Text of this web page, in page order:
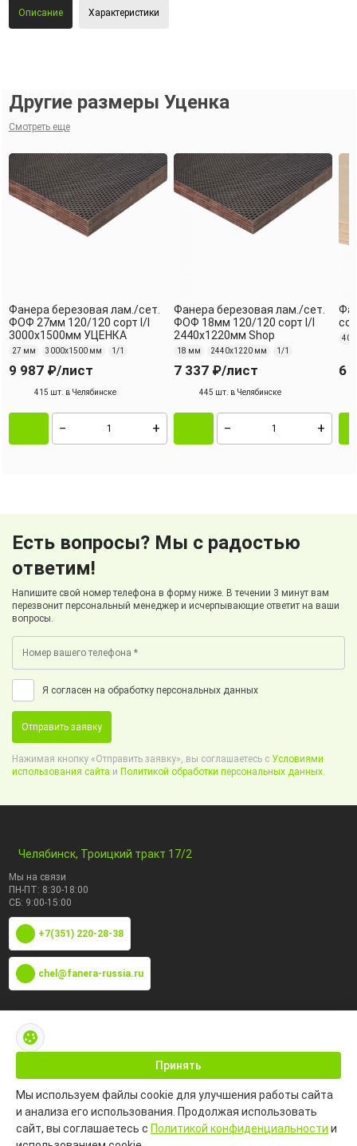
Описание Характеристики
Другие размеры Уценка
Смотреть еще
Фанера березовая лам./сет.
ФОФ 27мм 120/120 сорт I/I
3000х1500мм УЦЕНКА
27 мм 3000х1500 мм 1/1
9 987 ₽/лист
415 шт. в Челябинске
Фанера березовая лам./сет.
ФОФ 18мм 120/120 сорт I/I
2440х1220мм Shop
18 мм 2440х1220 мм 1/1
7 337 ₽/лист
445 шт. в Челябинске
40
6
Есть вопросы? Мы с радостью
ответим!
Напишите свой номер телефона в форму ниже. В течении 3 минут вам
перезвонит персональный менеджер и исчерпывающие ответит на ваши
вопросы.
Я согласен на обработку персональных данных
Отправить заявку
Нажимая кнопку «Отправить заявку», вы соглашаетесь с Условиями
использования сайта и Политикой обработки персональных данных.
Мы используем файлы cookie для улучшения работы сайта
и анализа его использования. Продолжая использовать
сайт, вы соглашаетесь с Политикой конфиденциальности и
Принять
Челябинск, Троицкий тракт 17/2
Мы на связи
ПН-ПТ: 8:30-18:00
СБ: 9:00-15:00
+7(351) 220-28-38
chel@fanera-russia.ru
По маркам
Каталог по сфере применения
Информация